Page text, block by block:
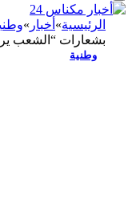
الرئيسية» أخبار »
بشعارات “الشعب
وطنية